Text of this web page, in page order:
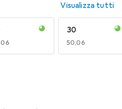
Visualizza tutti
30
EUR
50,06